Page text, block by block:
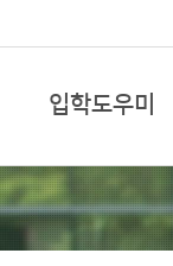
입학도우미